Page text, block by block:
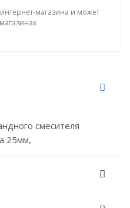
магазина и может
смесителя
25мм,